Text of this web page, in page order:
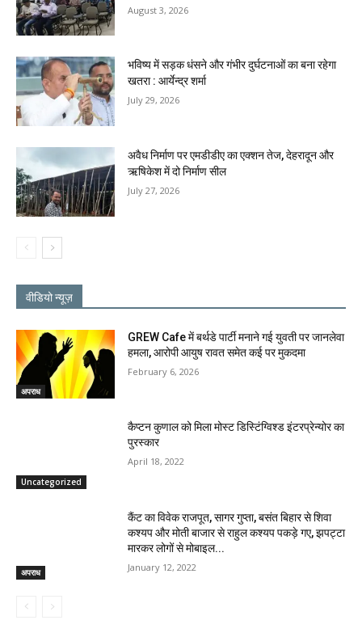
August 3, 2026
भविष्य में सड़क धंसने और गंभीर दुर्घटनाओं का बना रहेगा
खतरा : आर्येन्द्र शर्मा
July 29, 2026
अवैध निर्माण पर एमडीडीए का एक्शन तेज, देहरादून और
ऋषिकेश में दो निर्माण सील
July 27, 2026
वीडियो न्यूज़
अपराध
GREW Cafe में बर्थडे पार्टी मनाने गई युवती पर जानलेवा
हमला, आरोपी आयुष रावत समेत कई पर मुकदमा
February 6, 2026
Uncategorized
कैप्टन कुणाल को मिला मोस्ट डिस्टिंग्विश्ड इंटरप्रेन्योर का
पुरस्कार
April 18, 2022
अपराध
कैंट का विवेक राजपूत, सागर गुप्ता, बसंत बिहार से शिवा
कश्यप और मोती बाजार से राहुल कश्यप पकड़े गए, झपट्टा
मारकर लोगों से मोबाइल...
January 12, 2022